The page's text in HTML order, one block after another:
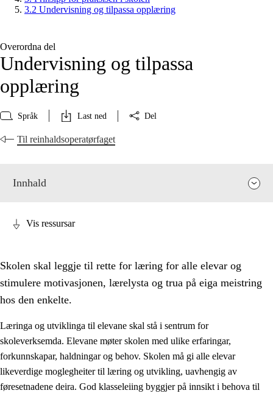
3.2 Undervisning og tilpassa opplæring
Overordna del
Undervisning og tilpassa
opplæring
Språk Last ned Del
Til reinhaldsoperatørfaget
Innhald
Vis ressursar
Skolen skal leggje til rette for læring for alle elevar og
stimulere motivasjonen, lærelysta og trua på eiga meistring
hos den enkelte.
Læringa og utviklinga til elevane skal stå i sentrum for
skoleverksemda. Elevane møter skolen med ulike erfaringar,
forkunnskapar, haldningar og behov. Skolen må gi alle elevar
likeverdige moglegheiter til læring og utvikling, uavhengig av
føresetnadene deira. God klasseleiing byggjer på innsikt i behova til